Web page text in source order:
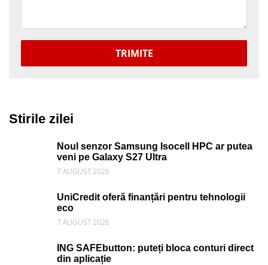
TRIMITE
Stirile zilei
Noul senzor Samsung Isocell HPC ar putea
veni pe Galaxy S27 Ultra
7 AUGUST 2026
UniCredit oferă finanțări pentru tehnologii
eco
7 AUGUST 2026
ING SAFEbutton: puteți bloca conturi direct
din aplicație